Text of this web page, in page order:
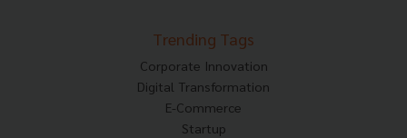
Trending Tags
Corporate Innovation
Digital Transformation
E-Commerce
Startup